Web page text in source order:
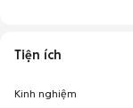
Tiện ích
Kinh nghiệm